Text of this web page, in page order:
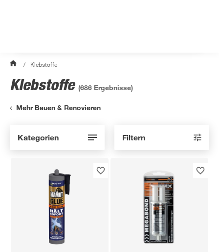
/ Klebstoffe
Klebstoffe (686 Ergebnisse)
Mehr Bauen & Renovieren
Kategorien Filtern